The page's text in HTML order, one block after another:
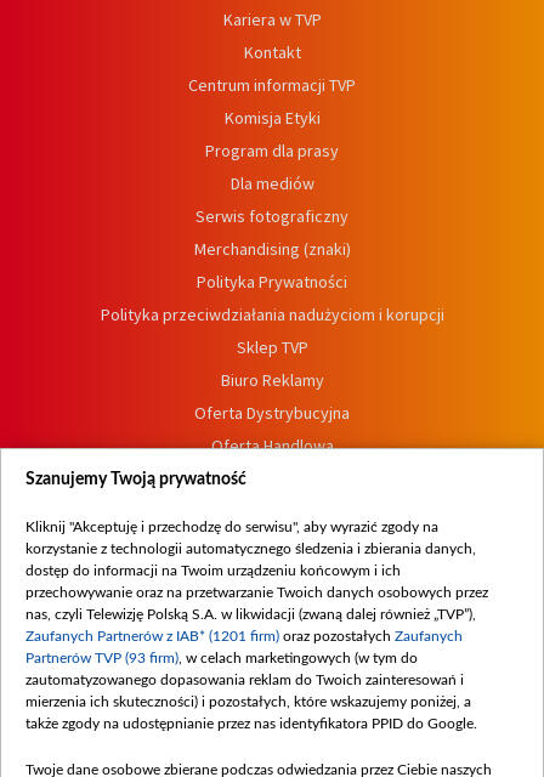
Kariera w TVP
Kontakt
Centrum informacji TVP
Komisja Etyki
Program dla prasy
Dla mediów
Serwis fotograficzny
Merchandising (znaki)
Polityka Prywatności
Polityka przeciwdziałania nadużyciom i korupcji
Sklep TVP
Biuro Reklamy
Oferta Dystrybucyjna
Oferta Handlowa
Dostępność
Procedura zgłoszeń wewnętrznych
Szanujemy Twoją prywatność
Kliknij "Akceptuję i przechodzę do serwisu", aby wyrazić zgody na
korzystanie z technologii automatycznego śledzenia i zbierania danych,
dostęp do informacji na Twoim urządzeniu końcowym i ich
przechowywanie oraz na przetwarzanie Twoich danych osobowych przez
nas, czyli Telewizję Polską S.A. w likwidacji (zwaną dalej również „TVP”),
Zaufanych Partnerów z IAB* (1201 firm) oraz pozostałych Zaufanych
Partnerów TVP (93 firm) , w celach marketingowych (w tym do
zautomatyzowanego dopasowania reklam do Twoich zainteresowań i
mierzenia ich skuteczności) i pozostałych, które wskazujemy poniżej, a
także zgody na udostępnianie przez nas identyfikatora PPID do Google.
Twoje dane osobowe zbierane podczas odwiedzania przez Ciebie naszych